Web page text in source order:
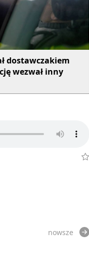
dostawczakiem
wezwał inny
nowsze